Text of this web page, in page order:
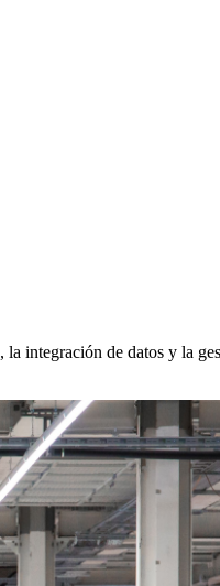
integración de datos y la